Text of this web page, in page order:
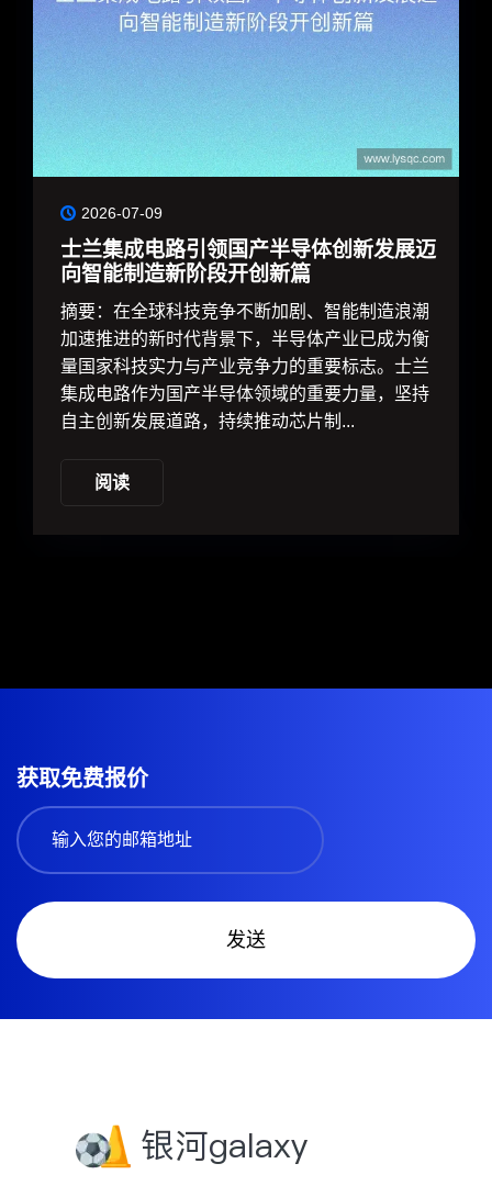
2026-07-09
士兰集成电路引领国产半导体创新发展迈
向智能制造新阶段开创新篇
摘要：在全球科技竞争不断加剧、智能制造浪潮
加速推进的新时代背景下，半导体产业已成为衡
量国家科技实力与产业竞争力的重要标志。士兰
集成电路作为国产半导体领域的重要力量，坚持
自主创新发展道路，持续推动芯片制...
阅读
获取免费报价
发送